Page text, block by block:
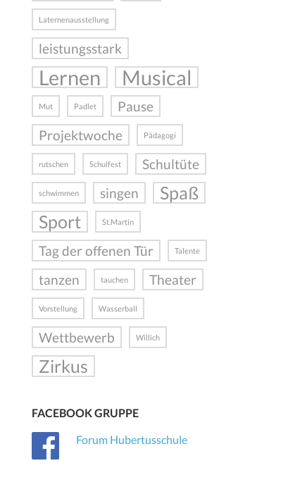
Laternenausstellung
leistungsstark
Lernen Musical
Mut Padlet
Pause
Projektwoche
Pädagogi
rutschen Schulfest Schultüte
schwimmen singen
Spaß
Sport
St.Martin
Tag der offenen Tür Talente
tanzen tauchen Theater
Vorstellung Wasserball
Wettbewerb Willich
Zirkus
FACEBOOK GRUPPE
Forum Hubertusschule